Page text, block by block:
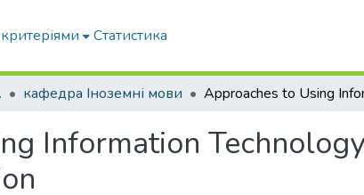
Статистика
кафедра Іноземні мови
Information